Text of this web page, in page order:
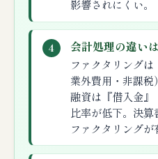
影響されにくい。
4 会計処理の違い
ファクタリング
業外費用・非課
融資は『借入金
比率が低下。決
ファクタリングが